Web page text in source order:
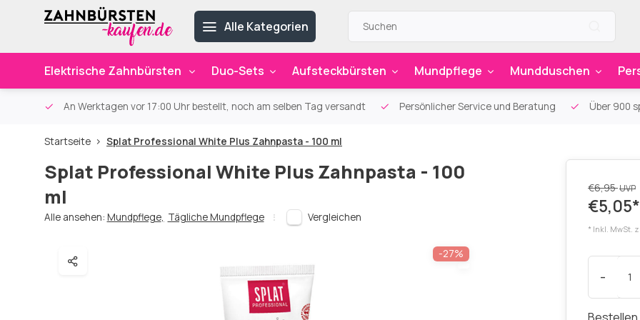
Alle Kategorien
Elektrische Zahnbürsten Duo-Sets Aufsteckbürsten Mundpflege Mundduschen
An Werktagen vor 17:00 Uhr bestellt, noch am selben Tag versandt Persönlicher Service und Beratung Über 900
Startseite Splat Professional White Plus Zahnpasta - 100 ml
Splat Professional White Plus Zahnpasta - 100
ml
Alle ansehen: Mundpflege, Tägliche Mundpflege Vergleichen
-27%
€6,95UVP
€5,05*
* Inkl. MwSt.
-